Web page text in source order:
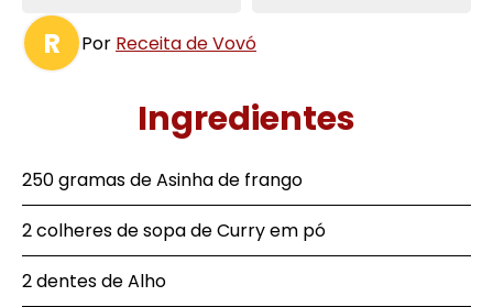
R Por Receita de Vovó
Ingredientes
250 gramas de Asinha de frango
2 colheres de sopa de Curry em pó
2 dentes de Alho